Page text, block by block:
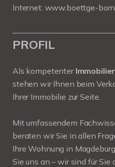
Internet: www.boettge-
PROFIL
Als kompetenter
stehen wir Ihnen beim
Ihrer Immobilie zur Seite.
Mit umfassendem
beraten wir Sie in allen
Ihre Wohnung in
Sie uns an – wir sind für Sie